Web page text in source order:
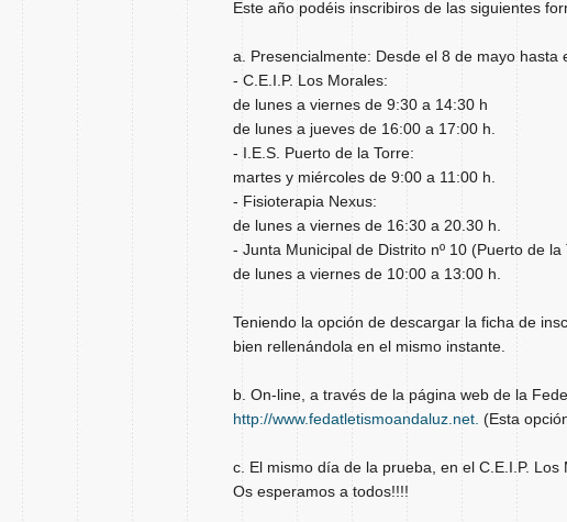
Este año podéis inscribiros de las siguientes
a. Presencialmente: Desde el 8 de mayo hasta
- C.E.I.P. Los Morales:
de lunes a viernes de 9:30 a 14:30 h
de lunes a jueves de 16:00 a 17:00 h.
- I.E.S. Puerto de la Torre:
martes y miércoles de 9:00 a 11:00 h.
- Fisioterapia Nexus:
de lunes a viernes de 16:30 a 20.30 h.
- Junta Municipal de Distrito nº 10 (Puerto de la
de lunes a viernes de 10:00 a 13:00 h.
Teniendo la opción de descargar la ficha de
bien rellenándola en el mismo instante.
b. On-line, a través de la página web de la
http://www.fedatletismoandaluz.net. (Esta
c. El mismo día de la prueba, en el C.E.I.P. Los
Os esperamos a todos!!!!